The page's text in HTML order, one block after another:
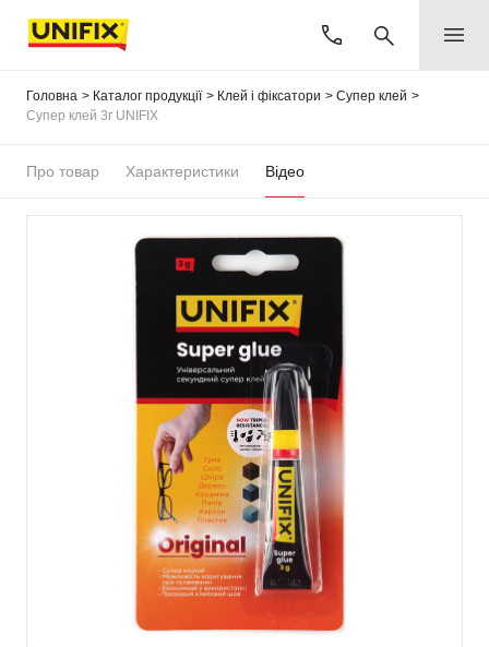
Головна Каталог продукції Клей і фіксатори
Супер клей
Супер клей 3г UNIFIX
Про товар Характеристики Відео